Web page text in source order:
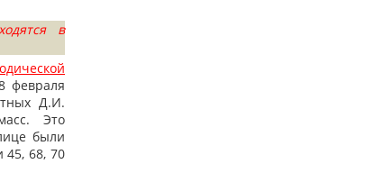
в
февраля
Д.И.
Это
были
45, 68, 70